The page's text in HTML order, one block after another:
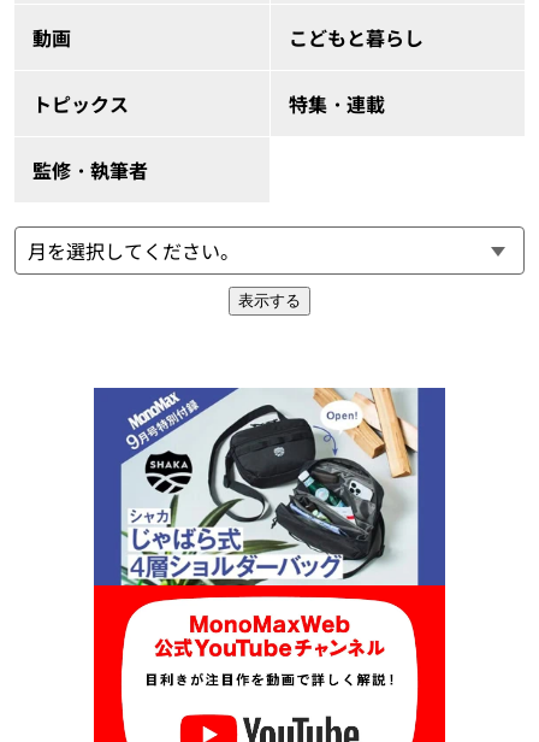
動画 こどもと暮らし
トピックス 特集・連載
監修・執筆者
表示する